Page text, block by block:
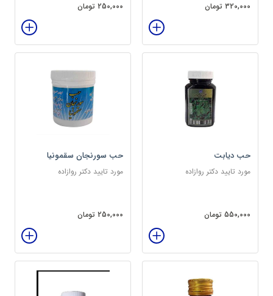
320,000 تومان 250,000 تومان
حب دیابت
مورد تایید دکتر روازاده
550,000 تومان
حب سورنجان سقمونیا
مورد تایید دکتر روازاده
250,000 تومان